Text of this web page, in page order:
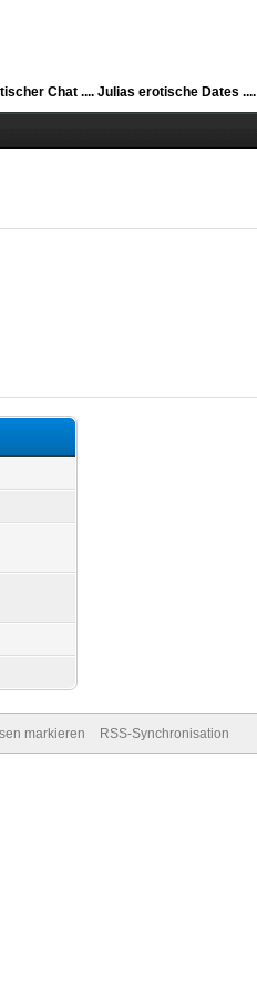
Chat ....Julias erotische Dates ....
markieren RSS-Synchronisation